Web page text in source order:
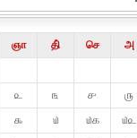
ஞா தி் செ அ
௨
௩ ௪ ௫
௯
௰ ௰௧ ௰௨